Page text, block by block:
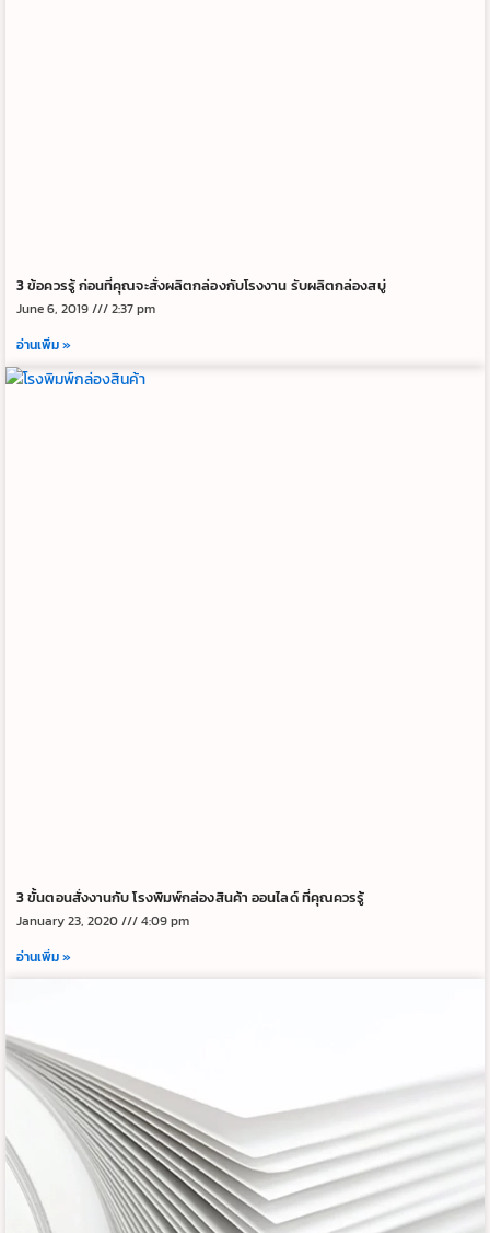
3 ข้อควรรู้ ก่อนที่คุณจะสั่งผลิตกล่องกับโรงงาน รับผลิตกล่องสบู่
June 6, 2019
2:37 pm
อ่านเพิ่ม »
3 ขั้นตอนสั่งงานกับ โรงพิมพ์กล่องสินค้า ออนไลด์ ที่คุณควรรู้
January 23, 2020
4:09 pm
อ่านเพิ่ม »